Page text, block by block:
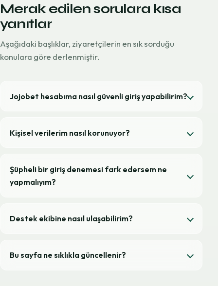
Merak edilen sorulara kısa
yanıtlar
Aşağıdaki başlıklar, ziyaretçilerin en sık sorduğu
konulara göre derlenmiştir.
Jojobet hesabıma nasıl güvenli giriş yapabilirim?
Kişisel verilerim nasıl korunuyor?
Şüpheli bir giriş denemesi fark edersem ne
yapmalıyım?
Destek ekibine nasıl ulaşabilirim?
Bu sayfa ne sıklıkla güncellenir?